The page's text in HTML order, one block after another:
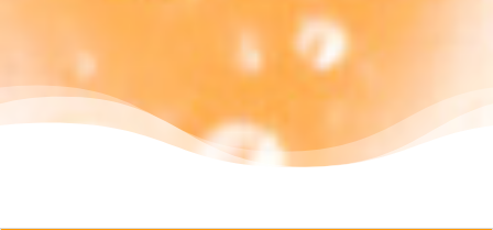
Encuentra ahora las mejores ofertas en
salud y belleza.